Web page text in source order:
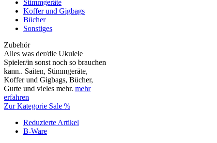
Stimmgeräte
Koffer und Gigbags
Bücher
Sonstiges
Zubehör
Alles was der/die Ukulele
Spieler/in sonst noch so brauchen
kann.. Saiten, Stimmgeräte,
Koffer und Gigbags, Bücher,
Gurte und vieles mehr. mehr
erfahren
Zur Kategorie Sale %
Reduzierte Artikel
B-Ware